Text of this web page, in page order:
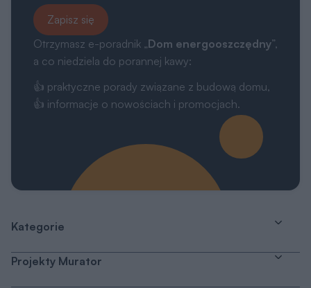
Zapisz się
Otrzymasz e-poradnik „Dom energooszczędny”,
a co niedziela do porannej kawy:
👍 praktyczne porady związane z budową domu,
👍 informacje o nowościach i promocjach.
Kategorie
Projekty Murator